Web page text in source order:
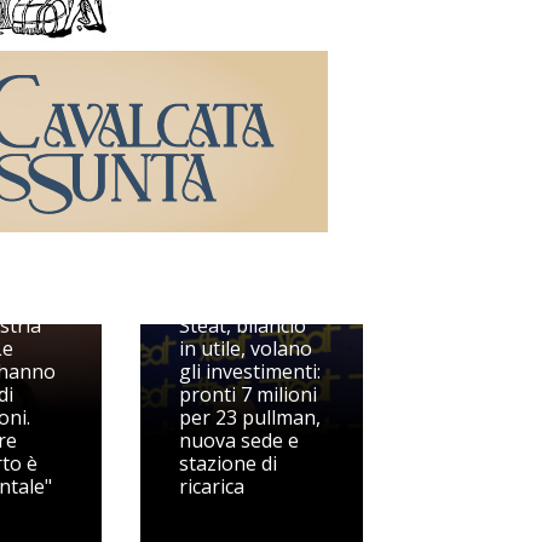
è
Steat, bilancio
in utile, volano
gli investimenti:
pronti 7 milioni
per 23 pullman,
nuova sede e
stazione di
ricarica